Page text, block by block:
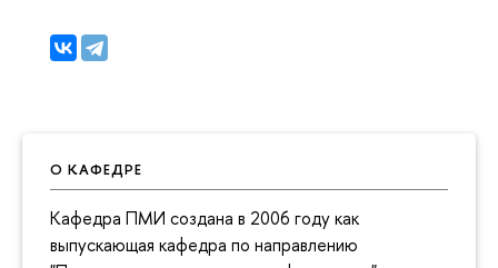
О КАФЕДРЕ
Кафедра ПМИ создана в 2006 году как
выпускающая кафедра по направлению